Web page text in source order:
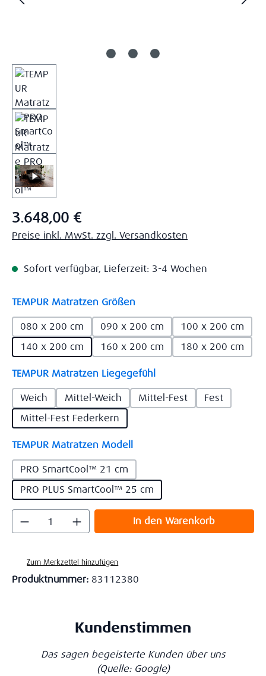
Regulärer Preis:
3.648,00 €
Preise inkl. MwSt. zzgl. Versandkosten
Sofort verfügbar, Lieferzeit: 3-4 Wochen
TEMPUR Matratzen Größen
080 x 200 cm
090 x 200 cm
100 x 200 cm
140 x 200 cm
160 x 200 cm 180 x 200 cm
TEMPUR Matratzen Liegegefühlauswählen
Weich
Mittel-Weich Mittel-Fest
Fest
Mittel-Fest Federkern
TEMPUR Matratzen Modell auswählen
PRO SmartCool™ 21 cm
PRO PLUS SmartCool™ 25 cm
Produkt Anzahl: Gib den gewünschten
In den Warenkorb
Zum Merkzettel hinzufügen
Produktnummer: 83112380
Kundenstimmen
Das sagen begeisterte Kunden über uns
(Quelle: Google)